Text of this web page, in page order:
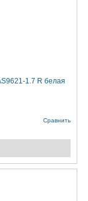
1.7 R белая
Сравнить